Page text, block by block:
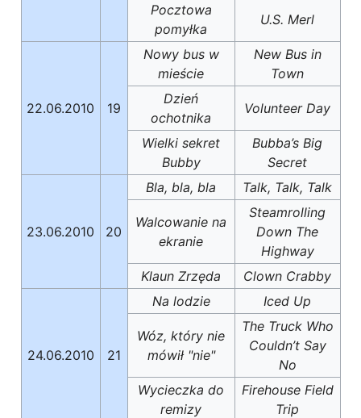
Pocztowa
pomyłka
U.S. Merl
22.06.2010 19
Nowy bus w
mieście
New Bus in
Town
Dzień
ochotnika
Volunteer Day
Wielki sekret
Bubby
Bubba’s Big
Secret
23.06.2010 20
Bla, bla, bla Talk, Talk, Talk
Walcowanie na
ekranie
Steamrolling
Down The
Highway
Klaun Zrzęda
Clown Crabby
24.06.2010 21
Na lodzie Iced Up
Wóz, który nie
mówił "nie"
The Truck Who
Couldn’t Say
No
Wycieczka do
remizy
Firehouse Field
Trip